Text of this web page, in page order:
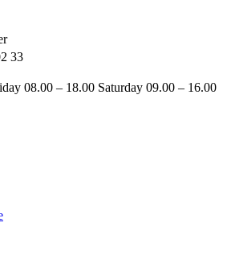
33
08.00 – 18.00 Saturday 09.00 – 16.00